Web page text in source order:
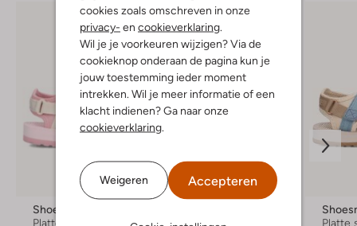
cookies zoals omschreven in onze
privacy- en cookieverklaring
Wil je je voorkeuren wijzigen? Via de
cookieknop onderaan de pagina kun je
jouw toestemming ieder moment
intrekken. Wil je meer informatie of een
klacht indienen? Ga naar onze
cookieverklaring
Weigeren Accepteren
Shoesme
Platte sandalen
-60%
Platte sandalen
Platte